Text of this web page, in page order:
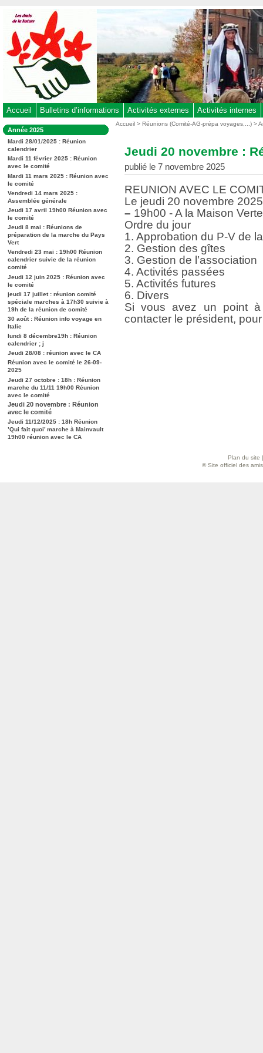
au
contenu
-
Aller
au
menu
-
à
la
recherche
Accueil Bulletins d’informations Activités externes Activités internes
Dans
la
rubrique
:
Année 2025
Mardi 28/01/2025 : Réunion
calendrier
Mardi 11 février 2025 : Réunion
avec le comité
Mardi 11 mars 2025 : Réunion avec
le comité
Vendredi 14 mars 2025 :
Assemblée générale
Jeudi 17 avril 19h00 Réunion avec
le comité
Jeudi 8 mai : Réunions de
préparation de la marche du Pays
Vert
Vendredi 23 mai : 19h00 Réunion
calendrier suivie de la réunion
comité
Jeudi 12 juin 2025 : Réunion avec
le comité
jeudi 17 juillet : réunion comité
spéciale marches à 17h30 suivie à
19h de la réunion de comité
30 août : Réunion info voyage en
Italie
lundi 8 décembre19h : Réunion
calendrier ; j
Jeudi 28/08 : réunion avec le CA
Réunion avec le comité le 26-09-
2025
Jeudi 27 octobre : 18h : Réunion
marche du 11/11 19h00 Réunion
avec le comité
Jeudi 20 novembre : Réunion
avec le comité
Jeudi 11/12/2025 : 18h Réunion
’Qui fait quoi’ marche à Mainvault
19h00 réunion avec le CA
Vous
Accueil >Réunions (Comité-AG-prépa voyages,...) >
Jeudi 20 novembre :
publié le 7 novembre 2025
REUNION AVEC LE
Le jeudi 20 novembre 2025
– 19h00 - A la Maison
Ordre du jour
1. Approbation du P-V de
2. Gestion des gîtes
3. Gestion de l’association
4. Activités passées
5. Activités futures
6. Divers
Si vous avez un point
contacter le président,
Plan du site
© Site officiel des